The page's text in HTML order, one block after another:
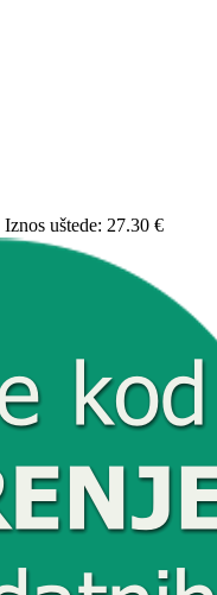
Iznos uštede: 27.30 €